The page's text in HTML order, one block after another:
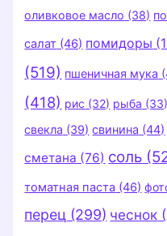
оливковое масло (38)
салат (46) помидоры
(519) пшеничная мука
(418) рис (32) рыба (33)
свекла (39) свинина (44)
сметана (76) соль
томатная паста (46)
перец (299) чеснок